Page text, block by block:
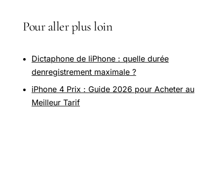
Pour aller plus loin
Dictaphone de liPhone : quelle durée
denregistrement maximale ?
iPhone 4 Prix : Guide 2026 pour Acheter au
Meilleur Tarif